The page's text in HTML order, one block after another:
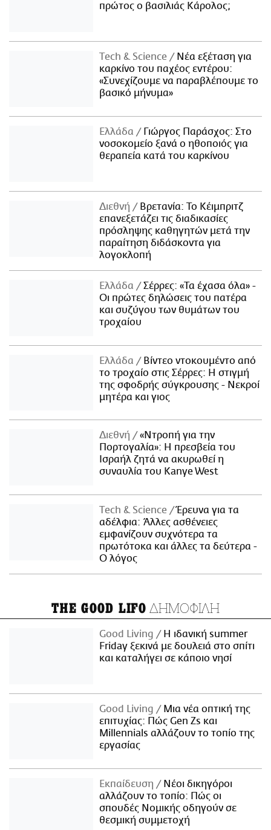
πρώτος ο βασιλιάς Κάρολος;
Τech & Science
Νέα εξέταση για
καρκίνο του παχέος εντέρου:
«Συνεχίζουμε να παραβλέπουμε το
βασικό μήνυμα»
Ελλάδα
Γιώργος Παράσχος: Στο
νοσοκομείο ξανά ο ηθοποιός για
θεραπεία κατά του καρκίνου
Διεθνή
Βρετανία: Το Κέιμπριτζ
επανεξετάζει τις διαδικασίες
πρόσληψης καθηγητών μετά την
παραίτηση διδάσκοντα για
λογοκλοπή
Ελλάδα
Σέρρες: «Τα έχασα όλα» -
Οι πρώτες δηλώσεις του πατέρα
και συζύγου των θυμάτων του
τροχαίου
Ελλάδα
Βίντεο ντοκουμέντο από
το τροχαίο στις Σέρρες: Η στιγμή
της σφοδρής σύγκρουσης - Νεκροί
μητέρα και γιος
Διεθνή
«Ντροπή για την
Πορτογαλία»: Η πρεσβεία του
Ισραήλ ζητά να ακυρωθεί η
συναυλία του Kanye West
Τech & Science
Έρευνα για τα
αδέλφια: Άλλες ασθένειες
εμφανίζουν συχνότερα τα
πρωτότοκα και άλλες τα δεύτερα -
Ο λόγος
THE GOOD LIFO ΔΗΜΟΦΙΛΗ
Good Living
Η ιδανική summer
Friday ξεκινά με δουλειά στο σπίτι
και καταλήγει σε κάποιο νησί
Good Living
Μια νέα οπτική της
επιτυχίας: Πώς Gen Zs και
Millennials αλλάζουν το τοπίο της
εργασίας
Εκπαίδευση
Νέοι δικηγόροι
αλλάζουν το τοπίο: Πώς οι
σπουδές Νομικής οδηγούν σε
θεσμική συμμετοχή